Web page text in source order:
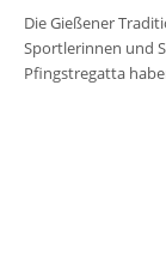
Die Gießener
Sportlerinnen und
Pfingstregatta